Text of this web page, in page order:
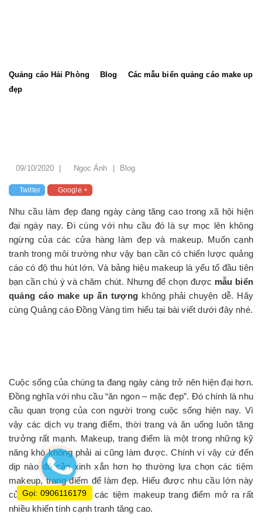
Quảng cáo Hải Phòng Blog
Các mẫu biển quảng cáo make up
đẹp
09/10/2020 Ngọc Ánh Blog
Twitter Google +
Nhu cầu làm đẹp đang ngày càng tăng cao trong xã hội hiện
đại ngày nay. Đi cùng với nhu cầu đó là sự mọc lên không
ngừng của các cửa hàng làm đẹp và makeup. Muốn cạnh
tranh trong môi trường như vậy bạn cần có chiến lược quảng
cáo có độ thu hút lớn. Và bảng hiệu makeup là yếu tố đầu tiên
bạn cần chú ý và chăm chút. Nhưng để chọn được mẫu biển
quảng cáo make up ấn tượng không phải chuyện dễ. Hãy
cùng Quảng cáo Đồng Vàng tìm hiểu tại bài viết dưới đây nhé.
Cuộc sống của chúng ta đang ngày càng trở nên hiện đại hơn.
Đồng nghĩa với nhu cầu “ăn ngon – mặc đẹp”. Đó chính là nhu
cầu quan trọng của con người trong cuộc sống hiện nay. Vì
vậy các dịch vụ trang điểm, thời trang và ăn uống luôn tăng
trưởng rất mạnh. Makeup, trang điểm là một trong những kỹ
năng khó không phải ai cũng làm được. Chính vì vậy cứ đến
dịp nào đó cần xinh xắn hơn họ thường lựa chọn các tiệm
makeup, trang điểm để làm đẹp. Hiểu được nhu cầu lớn này
của khách hàng nên các tiệm makeup trang điểm mở ra rất
nhiều khiến tính cạnh tranh tăng cao.
Gọi: 0906116179